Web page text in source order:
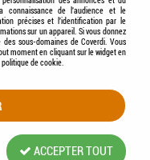
connaissance de l'audience et le
précises et l'identification par le
sur un appareil. Si vous donnez
sous-domaines de Coverdi. Vous
moment en cliquant sur le widget en
de cookie.
ACCEPTER TOUT